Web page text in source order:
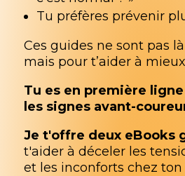
Tu préfères prévenir
Ces guides ne sont pas
mais pour t’aider à
Tu es en première
les signes avant-
Je t'offre deux eBooks
t'aider à déceler les
et les inconforts chez